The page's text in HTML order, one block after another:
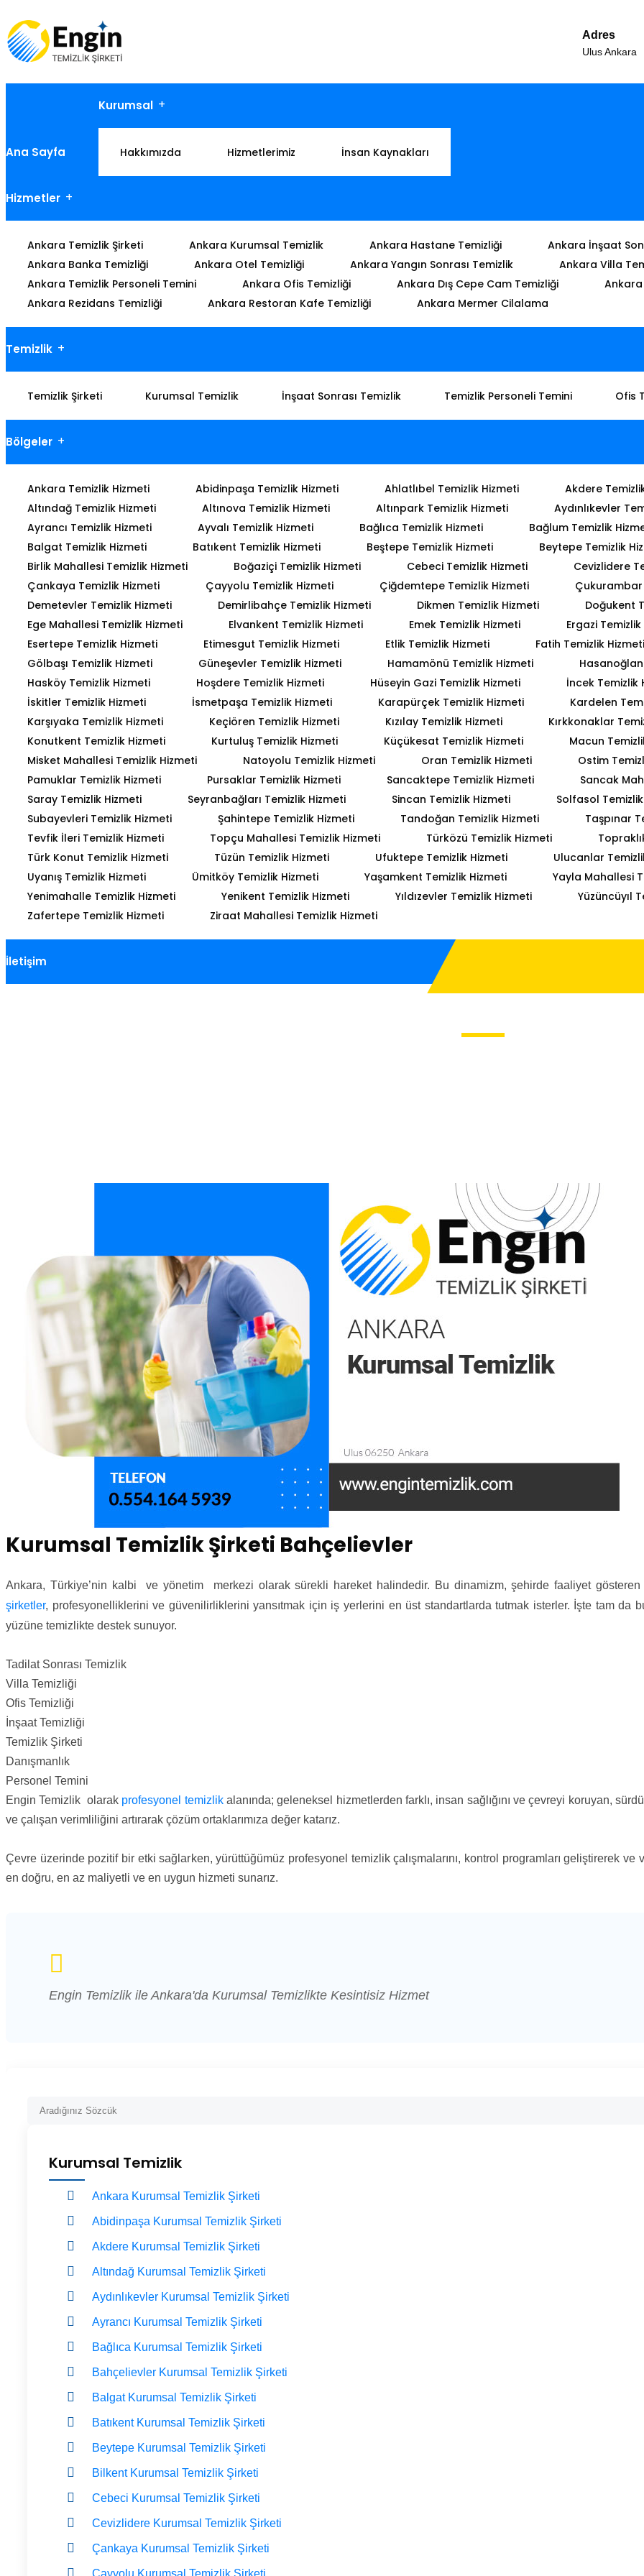
Adres
Ulus Ankara
Ana Sayfa
Kurumsal
Hakkımızda Hizmetlerimiz İnsan Kaynakları
Hizmetler
Ankara Temizlik Şirketi Ankara Kurumsal Temizlik Ankara Hastane Temizliği Ankara İnşaat
Ankara Banka Temizliği
Ankara Otel Temizliği Ankara Yangın Sonrası Temizlik
Ankara Villa
Ankara Temizlik Personeli Temini
Ankara Ofis Temizliği Ankara Dış Cepe Cam Temizliği
Ankara
Ankara Rezidans Temizliği
Ankara Restoran Kafe Temizliği Ankara Mermer Cilalama
Temizlik
Temizlik Şirketi Kurumsal Temizlik İnşaat Sonrası Temizlik Temizlik Personeli Temini Ofis
Bölgeler
Ankara Temizlik Hizmeti Abidinpaşa Temizlik Hizmeti Ahlatlıbel Temizlik Hizmeti Akdere
Altındağ Temizlik Hizmeti
Altınova Temizlik Hizmeti Altınpark Temizlik Hizmeti
Aydınlıkevler
Ayrancı Temizlik Hizmeti
Ayvalı Temizlik Hizmeti Bağlıca Temizlik Hizmeti Bağlum Temizlik
Balgat Temizlik Hizmeti
Batıkent Temizlik Hizmeti Beştepe Temizlik Hizmeti Beytepe Temizlik
Birlik Mahallesi Temizlik Hizmeti
Boğaziçi Temizlik Hizmeti Cebeci Temizlik Hizmeti
Cevizlidere
Çankaya Temizlik Hizmeti
Çayyolu Temizlik Hizmeti Çiğdemtepe Temizlik Hizmeti
Çukurambar
Demetevler Temizlik Hizmeti
Demirlibahçe Temizlik Hizmeti Dikmen Temizlik Hizmeti
Doğukent
Ege Mahallesi Temizlik Hizmeti
Elvankent Temizlik Hizmeti Emek Temizlik Hizmeti Ergazi
Esertepe Temizlik Hizmeti
Etimesgut Temizlik Hizmeti Etlik Temizlik Hizmeti Fatih Temizlik Hizmeti
Gölbaşı Temizlik Hizmeti
Güneşevler Temizlik Hizmeti Hamamönü Temizlik Hizmeti
Hasköy Temizlik Hizmeti
Hoşdere Temizlik Hizmeti Hüseyin Gazi Temizlik Hizmeti İncek Temizlik
İskitler Temizlik Hizmeti
İsmetpaşa Temizlik Hizmeti Karapürçek Temizlik Hizmeti
Kardelen
Karşıyaka Temizlik Hizmeti
Keçiören Temizlik Hizmeti Kızılay Temizlik Hizmeti Kırkkonaklar
Konutkent Temizlik Hizmeti
Kurtuluş Temizlik Hizmeti Küçükesat Temizlik Hizmeti Macun
Misket Mahallesi Temizlik Hizmeti
Natoyolu Temizlik Hizmeti Oran Temizlik Hizmeti Ostim
Pamuklar Temizlik Hizmeti
Pursaklar Temizlik Hizmeti Sancaktepe Temizlik Hizmeti
Sancak
Saray Temizlik Hizmeti
Seyranbağları Temizlik Hizmeti Sincan Temizlik Hizmeti
Solfasol
Subayevleri Temizlik Hizmeti
Şahintepe Temizlik Hizmeti Tandoğan Temizlik Hizmeti
Taşpınar
Tevfik İleri Temizlik Hizmeti
Topçu Mahallesi Temizlik Hizmeti Türközü Temizlik Hizmeti
Türk Konut Temizlik Hizmeti
Tüzün Temizlik Hizmeti Ufuktepe Temizlik Hizmeti Ulucanlar
Uyanış Temizlik Hizmeti
Ümitköy Temizlik Hizmeti Yaşamkent Temizlik Hizmeti
Yayla Mahallesi
Yenimahalle Temizlik Hizmeti
Yenikent Temizlik Hizmeti Yıldızevler Temizlik Hizmeti
Yüzüncüyıl
Zafertepe Temizlik Hizmeti
Ziraat Mahallesi Temizlik Hizmeti
İletişim
Kurumsal Temizlik Şirketi Bahçelievler
Ankara, Türkiye’nin kalbi ve yönetim merkezi olarak sürekli hareket halindedir. Bu dinamizm, şehirde faaliyet gösteren
şirketler, profesyonelliklerini ve güvenilirliklerini yansıtmak için iş yerlerini en üst standartlarda tutmak isterler. İşte tam da
yüzüne temizlikte destek sunuyor.
Tadilat Sonrası Temizlik
Villa Temizliği
Ofis Temizliği
İnşaat Temizliği
Temizlik Şirketi
Danışmanlık
Personel Temini
Engin Temizlik olarak profesyonel temizlikalanında; geleneksel hizmetlerden farklı, insan sağlığını ve çevreyi koruyan,
ve çalışan verimliliğini artırarak çözüm ortaklarımıza değer katarız.
Çevre üzerinde pozitif bir etki sağlarken, yürüttüğümüz profesyonel temizlik çalışmalarını, kontrol programları geliştirerek
en doğru, en az maliyetli ve en uygun hizmeti sunarız.
Engin Temizlik ile Ankara'da Kurumsal Temizlikte Kesintisiz Hizmet
Kurumsal Temizlik
Ankara Kurumsal Temizlik Şirketi
Abidinpaşa Kurumsal Temizlik Şirketi
Akdere Kurumsal Temizlik Şirketi
Altındağ Kurumsal Temizlik Şirketi
Aydınlıkevler Kurumsal Temizlik Şirketi
Ayrancı Kurumsal Temizlik Şirketi
Bağlıca Kurumsal Temizlik Şirketi
Bahçelievler Kurumsal Temizlik Şirketi
Balgat Kurumsal Temizlik Şirketi
Batıkent Kurumsal Temizlik Şirketi
Beytepe Kurumsal Temizlik Şirketi
Bilkent Kurumsal Temizlik Şirketi
Cebeci Kurumsal Temizlik Şirketi
Cevizlidere Kurumsal Temizlik Şirketi
Çankaya Kurumsal Temizlik Şirketi
Çayyolu Kurumsal Temizlik Şirketi